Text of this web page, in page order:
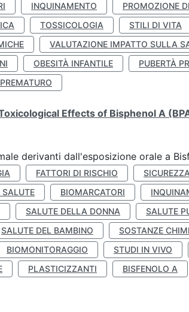
INQUINAMENTO PROMOZIONE
TOSSICOLOGIA STILI DI VITA
VALUTAZIONE IMPATTO SULLA
OBESITÀ INFANTILE PUBERTÀ
Effects of Bisphenol A
derivanti dall'esposizione orale a
FATTORI DI RISCHIO
BIOMARCATORI
SALUTE DELLA DONNA SALUTE
SALUTE DEL BAMBINO
SOSTANZE
BIOMONITORAGGIO STUDI IN VIVO
PLASTICIZZANTI BISFENOLO A